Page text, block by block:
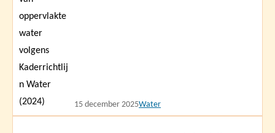
15 december 2025Water